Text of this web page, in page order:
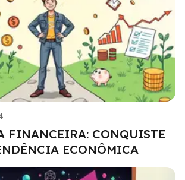
FINANCEIRA: CONQUISTE
ECONÔMICA